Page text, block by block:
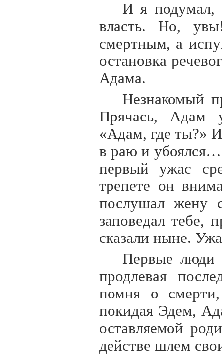
И я подумал,
власть. Но,
смертным, а
остановка
Адама.
Незнакомый
Прячась, Адам
«Адам, где ты?»
в раю и
первый ужас
трепете он
послушал жену
заповедал тебе,
сказали ныне.
Первые люди
продлевая
помня о
покидая Эдем,
оставляемой
действе шлем